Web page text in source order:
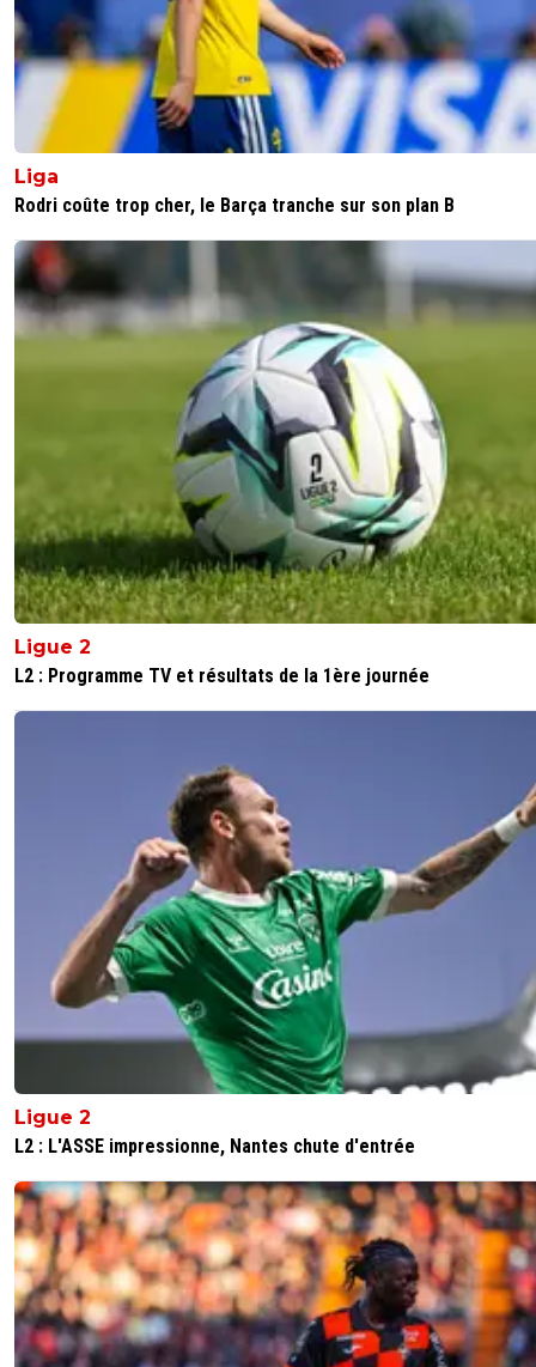
Liga
Rodri coûte trop cher, le Barça tranche sur son plan B
Ligue 2
L2 : Programme TV et résultats de la 1ère journée
Ligue 2
L2 : L'ASSE impressionne, Nantes chute d'entrée